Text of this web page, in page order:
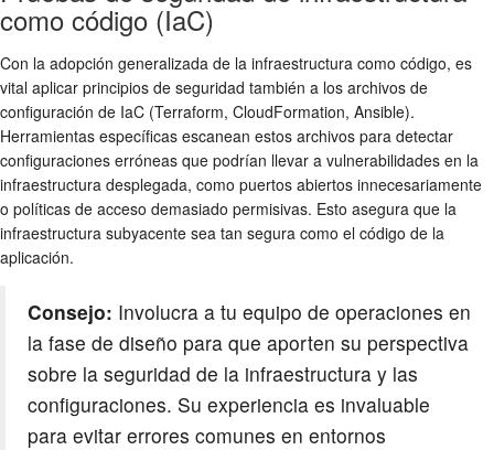
como código (IaC)
Con la adopción generalizada de la infraestructura como código, es
vital aplicar principios de seguridad también a los archivos de
configuración de IaC (Terraform, CloudFormation, Ansible).
Herramientas específicas escanean estos archivos para detectar
configuraciones erróneas que podrían llevar a vulnerabilidades en la
infraestructura desplegada, como puertos abiertos innecesariamente
o políticas de acceso demasiado permisivas. Esto asegura que la
infraestructura subyacente sea tan segura como el código de la
aplicación.
Consejo: Involucra a tu equipo de operaciones en
la fase de diseño para que aporten su perspectiva
sobre la seguridad de la infraestructura y las
configuraciones. Su experiencia es invaluable
para evitar errores comunes en entornos